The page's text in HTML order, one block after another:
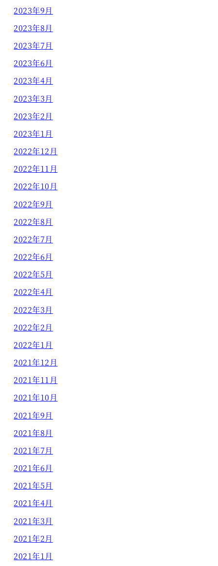
2023年9月
2023年8月
2023年7月
2023年6月
2023年4月
2023年3月
2023年2月
2023年1月
2022年12月
2022年11月
2022年10月
2022年9月
2022年8月
2022年7月
2022年6月
2022年5月
2022年4月
2022年3月
2022年2月
2022年1月
2021年12月
2021年11月
2021年10月
2021年9月
2021年8月
2021年7月
2021年6月
2021年5月
2021年4月
2021年3月
2021年2月
2021年1月